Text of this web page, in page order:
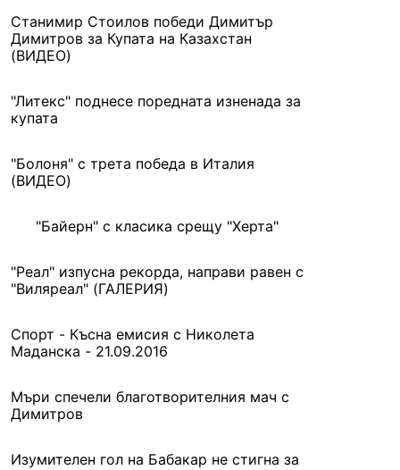
Станимир Стоилов победи Димитър
Димитров за Купата на Казахстан
(ВИДЕО)
"Литекс" поднесе поредната изненада за
купата
"Болоня" с трета победа в Италия
(ВИДЕО)
"Байерн" с класика срещу "Херта"
"Реал" изпусна рекорда, направи равен с
"Виляреал" (ГАЛЕРИЯ)
Спорт - Късна емисия с Николета
Маданска - 21.09.2016
Мъри спечели благотворителния мач с
Димитров
Изумителен гол на Бабакар не стигна за